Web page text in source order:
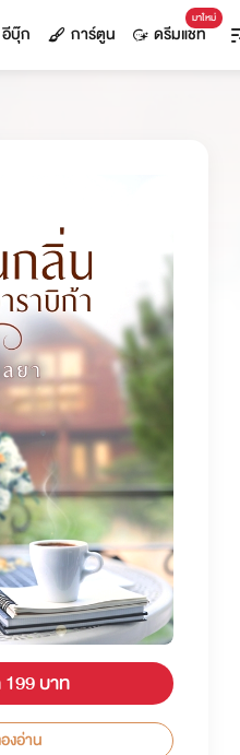
อีบุ๊ก การ์ตูน
มาใหม่
ดรีมแชท
บาท
งอ่าน